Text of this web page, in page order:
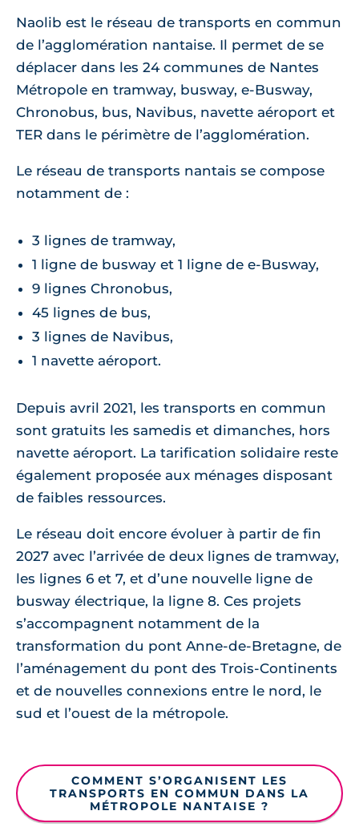
Naolib est le réseau de transports en commun
de l’agglomération nantaise. Il permet de se
déplacer dans les 24 communes de Nantes
Métropole en tramway, busway, e-Busway,
Chronobus, bus, Navibus, navette aéroport et
TER dans le périmètre de l’agglomération.
Le réseau de transports nantais se compose
notamment de :
3 lignes de tramway,
1 ligne de busway et 1 ligne de e-Busway,
9 lignes Chronobus,
45 lignes de bus,
3 lignes de Navibus,
1 navette aéroport.
Depuis avril 2021, les transports en commun
sont gratuits les samedis et dimanches, hors
navette aéroport. La tarification solidaire reste
également proposée aux ménages disposant
de faibles ressources.
Le réseau doit encore évoluer à partir de fin
2027 avec l’arrivée de deux lignes de tramway,
les lignes 6 et 7, et d’une nouvelle ligne de
busway électrique, la ligne 8. Ces projets
s’accompagnent notamment de la
transformation du pont Anne-de-Bretagne, de
l’aménagement du pont des Trois-Continents
et de nouvelles connexions entre le nord, le
sud et l’ouest de la métropole.
COMMENT S’ORGANISENT LES
TRANSPORTS EN COMMUN DANS LA
MÉTROPOLE NANTAISE ?